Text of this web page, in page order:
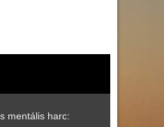
mentális harc: